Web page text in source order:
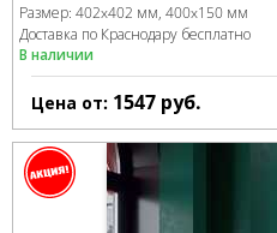
Размер: 402x402 мм 400x150 мм
Доставка по Краснодару бесплатно
В наличии
Цена от: 1547 руб.